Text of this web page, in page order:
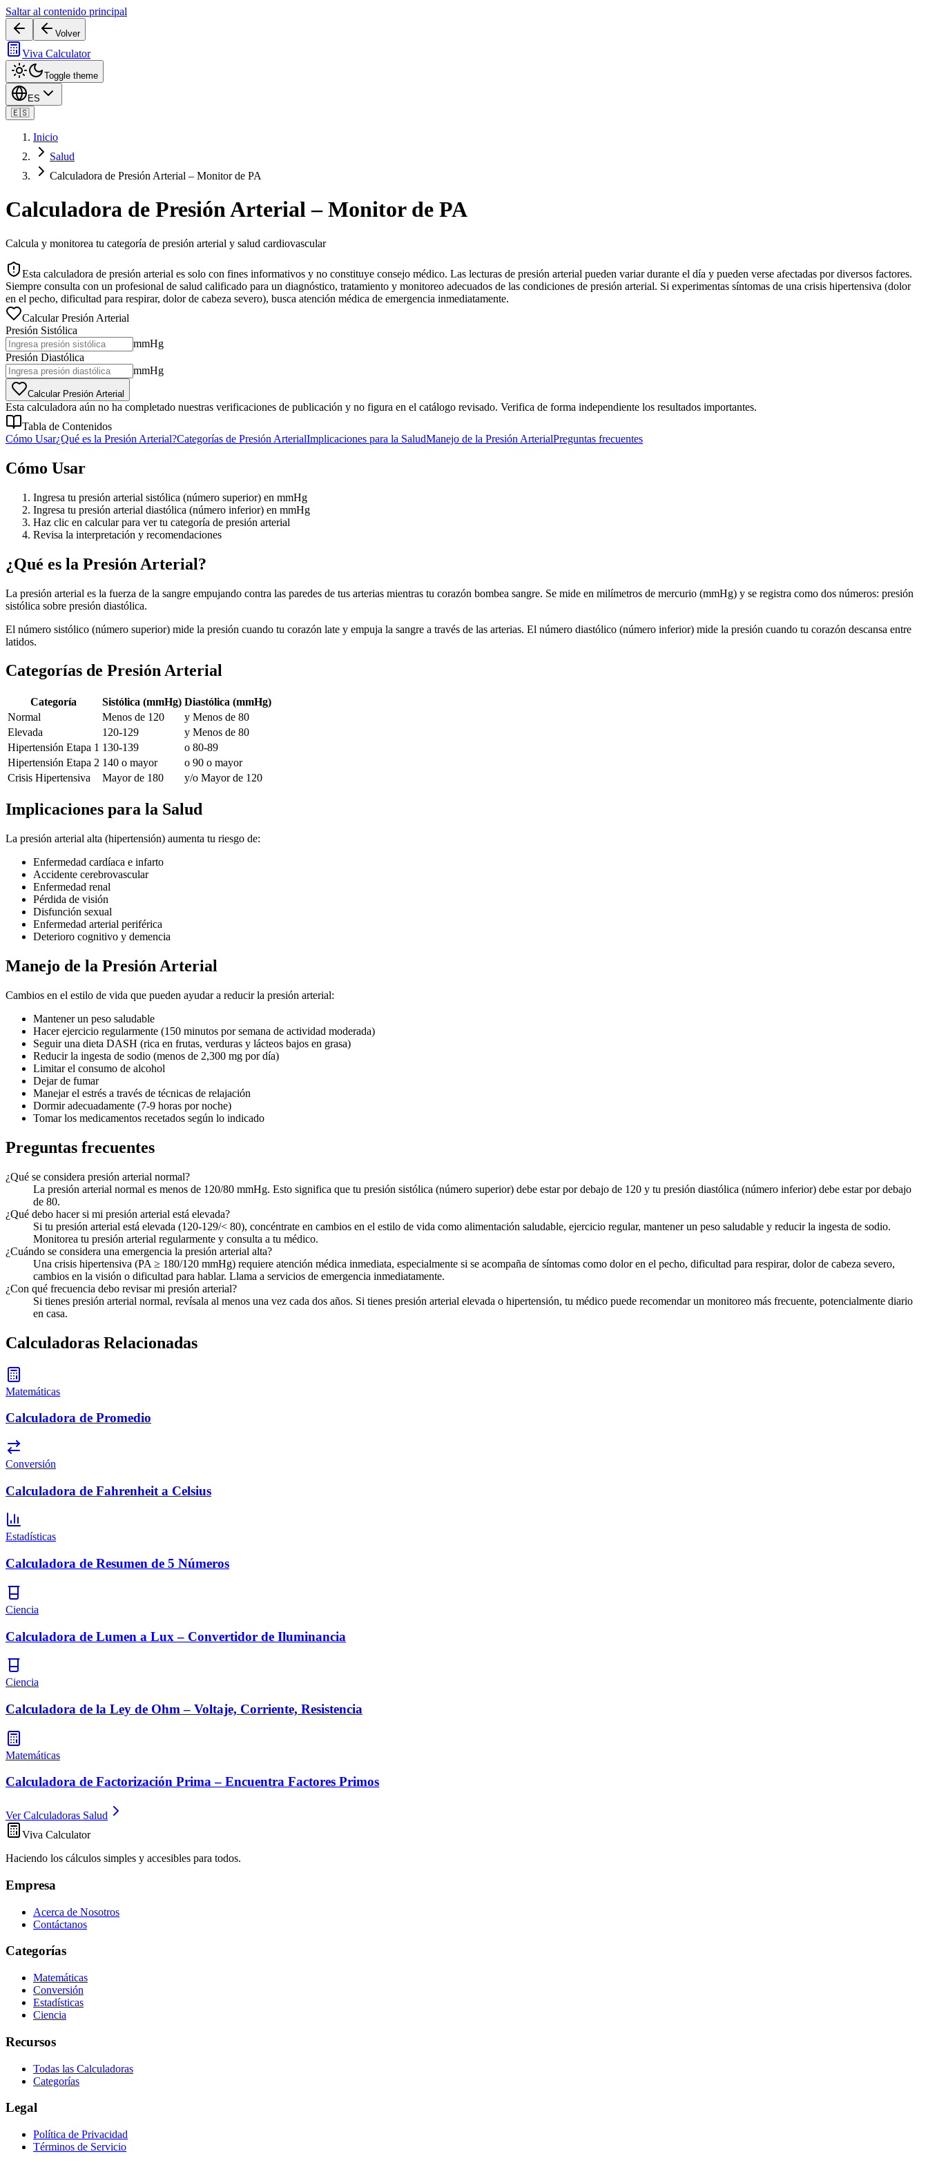
Saltar al contenido principal
Volver
Viva Calculator
Toggle theme
ES
🇪🇸
Inicio
Salud
Calculadora de Presión Arterial – Monitor de PA
Calculadora de Presión Arterial – Monitor de PA
Calcula y monitorea tu categoría de presión arterial y salud cardiovascular
Esta calculadora de presión arterial es solo con fines informativos y no constituye consejo médico. Las lecturas de presión arterial pueden variar durante el día y pueden verse afectadas por diversos factores.
Siempre consulta con un profesional de salud calificado para un diagnóstico, tratamiento y monitoreo adecuados de las condiciones de presión arterial. Si experimentas síntomas de una crisis hipertensiva (dolor
en el pecho, dificultad para respirar, dolor de cabeza severo), busca atención médica de emergencia inmediatamente.
Calcular Presión Arterial
Presión Sistólica
mmHg
Presión Diastólica
mmHg
Calcular Presión Arterial
Esta calculadora aún no ha completado nuestras verificaciones de publicación y no figura en el catálogo revisado. Verifica de forma independiente los resultados importantes.
Tabla de Contenidos
Cómo Usar¿Qué es la Presión Arterial?Categorías de Presión ArterialImplicaciones para la SaludManejo de la Presión ArterialPreguntas frecuentes
Cómo Usar
Ingresa tu presión arterial sistólica (número superior) en mmHg
Ingresa tu presión arterial diastólica (número inferior) en mmHg
Haz clic en calcular para ver tu categoría de presión arterial
Revisa la interpretación y recomendaciones
¿Qué es la Presión Arterial?
La presión arterial es la fuerza de la sangre empujando contra las paredes de tus arterias mientras tu corazón bombea sangre. Se mide en milímetros de mercurio (mmHg) y se registra como dos números: presión
sistólica sobre presión diastólica.
El número sistólico (número superior) mide la presión cuando tu corazón late y empuja la sangre a través de las arterias. El número diastólico (número inferior) mide la presión cuando tu corazón descansa entre
latidos.
Categorías de Presión Arterial
Categoría Sistólica (mmHg) Diastólica (mmHg)
Normal
Menos de 120
y Menos de 80
Elevada
120-129
y Menos de 80
Hipertensión Etapa 1 130-139
o 80-89
Hipertensión Etapa 2 140 o mayor
o 90 o mayor
Crisis Hipertensiva
Mayor de 180 y/o Mayor de 120
Implicaciones para la Salud
La presión arterial alta (hipertensión) aumenta tu riesgo de:
Enfermedad cardíaca e infarto
Accidente cerebrovascular
Enfermedad renal
Pérdida de visión
Disfunción sexual
Enfermedad arterial periférica
Deterioro cognitivo y demencia
Manejo de la Presión Arterial
Cambios en el estilo de vida que pueden ayudar a reducir la presión arterial:
Mantener un peso saludable
Hacer ejercicio regularmente (150 minutos por semana de actividad moderada)
Seguir una dieta DASH (rica en frutas, verduras y lácteos bajos en grasa)
Reducir la ingesta de sodio (menos de 2,300 mg por día)
Limitar el consumo de alcohol
Dejar de fumar
Manejar el estrés a través de técnicas de relajación
Dormir adecuadamente (7-9 horas por noche)
Tomar los medicamentos recetados según lo indicado
Preguntas frecuentes
¿Qué se considera presión arterial normal?
La presión arterial normal es menos de 120/80 mmHg. Esto significa que tu presión sistólica (número superior) debe estar por debajo de 120 y tu presión diastólica (número inferior) debe estar por debajo
de 80.
¿Qué debo hacer si mi presión arterial está elevada?
Si tu presión arterial está elevada (120-129/< 80), concéntrate en cambios en el estilo de vida como alimentación saludable, ejercicio regular, mantener un peso saludable y reducir la ingesta de sodio.
Monitorea tu presión arterial regularmente y consulta a tu médico.
¿Cuándo se considera una emergencia la presión arterial alta?
Una crisis hipertensiva (PA ≥ 180/120 mmHg) requiere atención médica inmediata, especialmente si se acompaña de síntomas como dolor en el pecho, dificultad para respirar, dolor de cabeza severo,
cambios en la visión o dificultad para hablar. Llama a servicios de emergencia inmediatamente.
¿Con qué frecuencia debo revisar mi presión arterial?
Si tienes presión arterial normal, revísala al menos una vez cada dos años. Si tienes presión arterial elevada o hipertensión, tu médico puede recomendar un monitoreo más frecuente, potencialmente diario
en casa.
Calculadoras Relacionadas
Matemáticas
Calculadora de Promedio
Conversión
Calculadora de Fahrenheit a Celsius
Estadísticas
Calculadora de Resumen de 5 Números
Ciencia
Calculadora de Lumen a Lux – Convertidor de Iluminancia
Ciencia
Calculadora de la Ley de Ohm – Voltaje, Corriente, Resistencia
Matemáticas
Calculadora de Factorización Prima – Encuentra Factores Primos
Ver Calculadoras Salud
Viva Calculator
Haciendo los cálculos simples y accesibles para todos.
Empresa
Acerca de Nosotros
Contáctanos
Categorías
Matemáticas
Conversión
Estadísticas
Ciencia
Recursos
Todas las Calculadoras
Categorías
Legal
Política de Privacidad
Términos de Servicio